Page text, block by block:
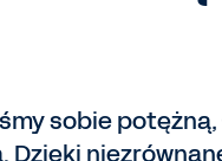
sobie potężną,
Dzięki